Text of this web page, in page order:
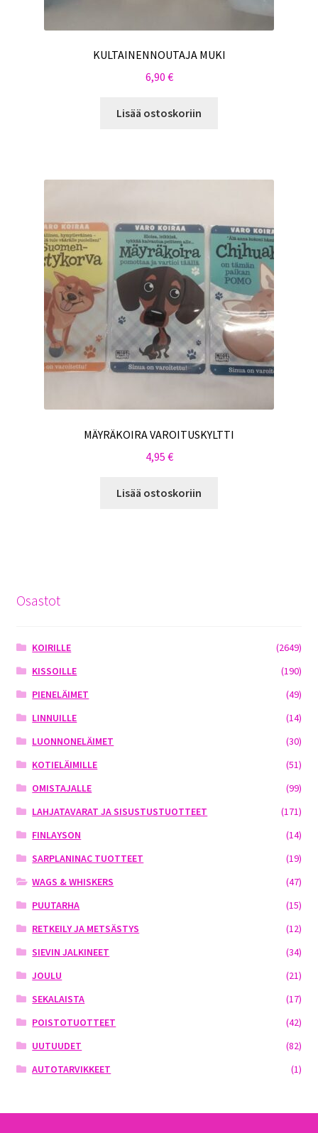
KULTAINENNOUTAJA MUKI
6,90 €
Lisää ostoskoriin
MÄYRÄKOIRA VAROITUSKYLTTI
4,95 €
Lisää ostoskoriin
Osastot
KOIRILLE
(2649)
KISSOILLE
(190)
PIENELÄIMET
(49)
LINNUILLE
(14)
LUONNONELÄIMET
(30)
KOTIELÄIMILLE
(51)
OMISTAJALLE
(99)
LAHJATAVARAT JA SISUSTUSTUOTTEET
(171)
FINLAYSON
(14)
SARPLANINAC TUOTTEET
(19)
WAGS & WHISKERS
(47)
PUUTARHA
(15)
RETKEILY JA METSÄSTYS
(12)
SIEVIN JALKINEET
(34)
JOULU
(21)
SEKALAISTA
(17)
POISTOTUOTTEET
(42)
UUTUUDET
(82)
AUTOTARVIKKEET
(1)